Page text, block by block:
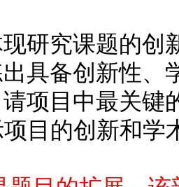
研究课题的创
具备创新性、
项目中最关键
目的创新和学